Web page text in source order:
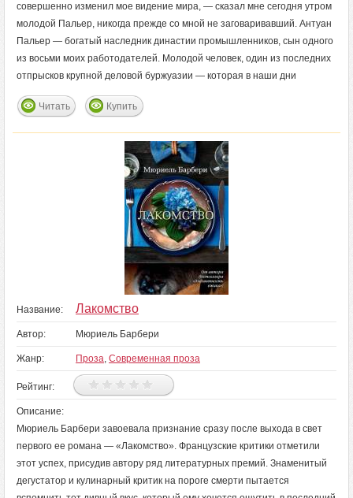
совершенно изменил мое видение мира, — сказал мне сегодня утром
молодой Пальер, никогда прежде со мной не заговаривавший. Антуан
Пальер — богатый наследник династии промышленников, сын одного
из восьми моих работодателей. Молодой человек, один из последних
отпрысков крупной деловой буржуазии — которая в наши дни
Читать Купить
Название: Лакомство
Автор: Мюриель Барбери
Жанр: Проза, Современная проза
Рейтинг:
Описание:
Мюриель Барбери завоевала признание сразу после выхода в свет
первого ее романа — «Лакомство». Французские критики отметили
этот успех, присудив автору ряд литературных премий. Знаменитый
дегустатор и кулинарный критик на пороге смерти пытается